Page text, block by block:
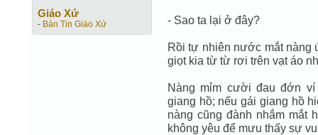
Giáo Xứ
- Bản Tin Giáo Xứ - Sao ta lại ở đây?
Rồi tự nhiên nước mắt nàng
giọt kia từ từ rơi trên vạt áo
Nàng mỉm cười đau đớn
giang hồ; nếu gái giang hồ
nàng cũng đành nhắm mắt
không yêu để mưu thấy sự